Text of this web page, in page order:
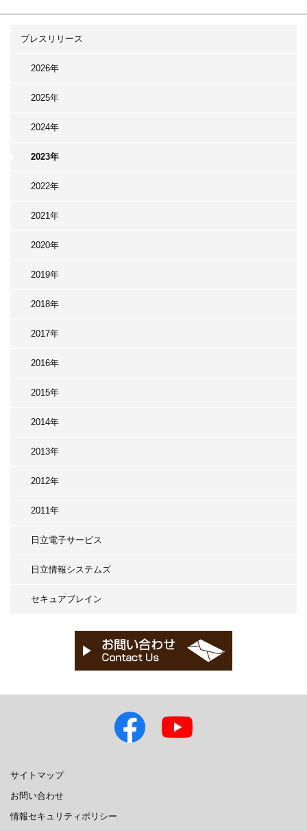
プレスリリース
2026年
2025年
2024年
2023年
2022年
2021年
2020年
2019年
2018年
2017年
2016年
2015年
2014年
2013年
2012年
2011年
日立電子サービス
日立情報システムズ
セキュアブレイン
サイトマップ
お問い合わせ
情報セキュリティポリシー